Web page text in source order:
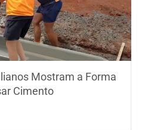
Mostram a Forma
Cimento